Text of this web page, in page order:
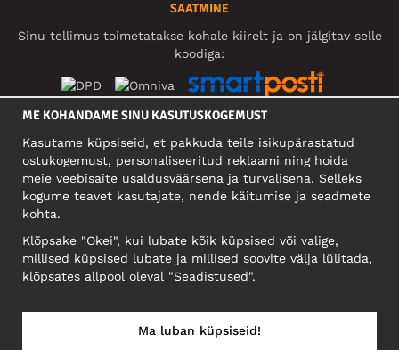
SAATMINE
Sinu tellimus toimetatakse kohale kiirelt ja on jälgitav selle
koodiga:
FIRMA
Mäeküla tn 9, EE-13525 Tallinn
Reg: 17449603, KMKR: EE102960721
ME KOHANDAME SINU KASUTUSKOGEMUST
Kasutame küpsiseid, et pakkuda teile isikupärastatud
ostukogemust, personaliseeritud reklaami ning hoida
meie veebisaite usaldusväärsena ja turvalisena. Selleks
kogume teavet kasutajate, nende käitumise ja seadmete
kohta.
Klõpsake "Okei", kui lubate kõik küpsised või valige,
millised küpsised lubate ja millised soovite välja lülitada,
klõpsates allpool oleval "Seadistused".
Ma luban küpsiseid!